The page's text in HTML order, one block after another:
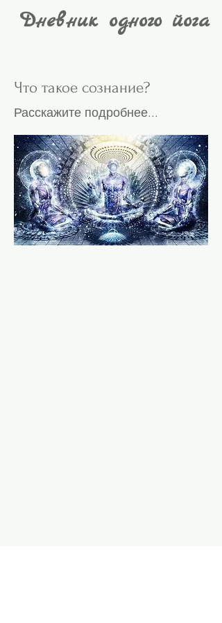
Дневник одного йога
Что такое сознание?
Расскажите подробнее...